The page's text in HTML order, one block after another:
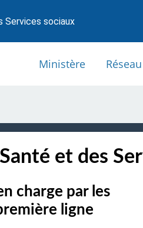
Services sociaux
Ministère Réseau
et des
charge par les
ligne